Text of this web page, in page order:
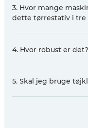
3. Hvor mange
dette tørrestativ i tre
4. Hvor robust er det?
5. Skal jeg bruge